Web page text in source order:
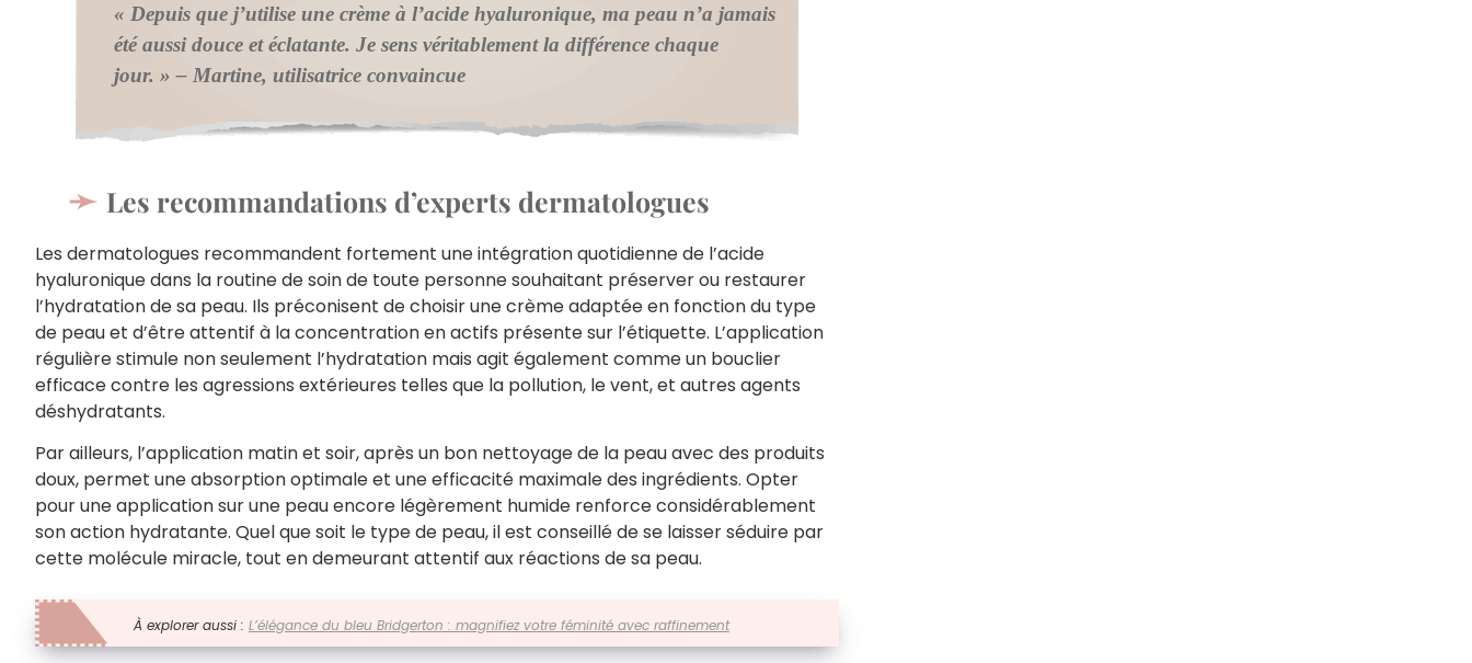
« Depuis que j’utilise une crème à l’acide hyaluronique, ma peau n’a jamais
été aussi douce et éclatante. Je sens véritablement la différence chaque
jour. » – Martine, utilisatrice convaincue
Les recommandations d’experts dermatologues
Les dermatologues recommandent fortement une intégration quotidienne de l’acide
hyaluronique dans la routine de soin de toute personne souhaitant préserver ou restaurer
l’hydratation de sa peau. Ils préconisent de choisir une crème adaptée en fonction du type
de peau et d’être attentif à la concentration en actifs présente sur l’étiquette. L’application
régulière stimule non seulement l’hydratation mais agit également comme un bouclier
efficace contre les agressions extérieures telles que la pollution, le vent, et autres agents
déshydratants.
Par ailleurs, l’application matin et soir, après un bon nettoyage de la peau avec des produits
doux, permet une absorption optimale et une efficacité maximale des ingrédients. Opter
pour une application sur une peau encore légèrement humide renforce considérablement
son action hydratante. Quel que soit le type de peau, il est conseillé de se laisser séduire par
cette molécule miracle, tout en demeurant attentif aux réactions de sa peau.
À explorer aussi : L’élégance du bleu Bridgerton : magnifiez votre féminité avec raffinement